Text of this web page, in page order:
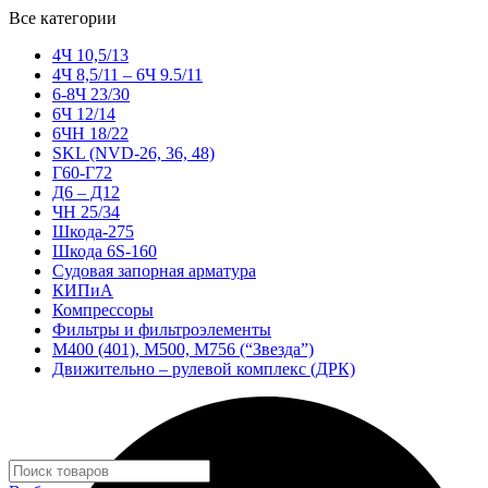
Все категории
4Ч 10,5/13
4Ч 8,5/11 – 6Ч 9.5/11
6-8Ч 23/30
6Ч 12/14
6ЧН 18/22
SKL (NVD-26, 36, 48)
Г60-Г72
Д6 – Д12
ЧН 25/34
Шкода-275
Шкода 6S-160
Судовая запорная арматура
КИПиА
Компрессоры
Фильтры и фильтроэлементы
М400 (401), М500, М756 (“Звезда”)
Движительно – рулевой комплекс (ДРК)